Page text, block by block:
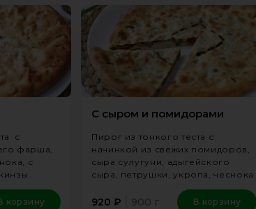
с
фарша,
с
корзину
С сыром и помидорами
Пирог из тонкого теста с
начинкой из свежих помидоров,
сыра сулугуни, адыгейского
сыра, петрушки, укропа, чеснока.
920 ₽ 900 г В корзину